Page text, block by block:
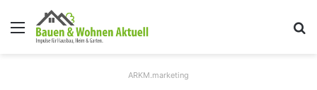
Menü
ARKM.marketing